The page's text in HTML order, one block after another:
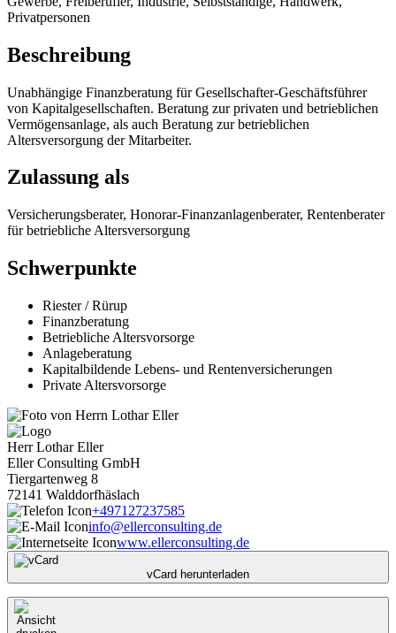
Privatpersonen
Beschreibung
Unabhängige Finanzberatung für Gesellschafter-Geschäftsführer
von Kapitalgesellschaften. Beratung zur privaten und betrieblichen
Vermögensanlage, als auch Beratung zur betrieblichen
Altersversorgung der Mitarbeiter.
Zulassung als
Versicherungsberater, Honorar-Finanzanlagenberater, Rentenberater
für betriebliche Altersversorgung
Schwerpunkte
Riester / Rürup
Finanzberatung
Betriebliche Altersvorsorge
Anlageberatung
Kapitalbildende Lebens- und Rentenversicherungen
Private Altersvorsorge
Herr Lothar Eller
Eller Consulting GmbH
Tiergartenweg 8
72141 Walddorfhäslach
+497127237585
info@ellerconsulting.de
www.ellerconsulting.de
vCard herunterladen